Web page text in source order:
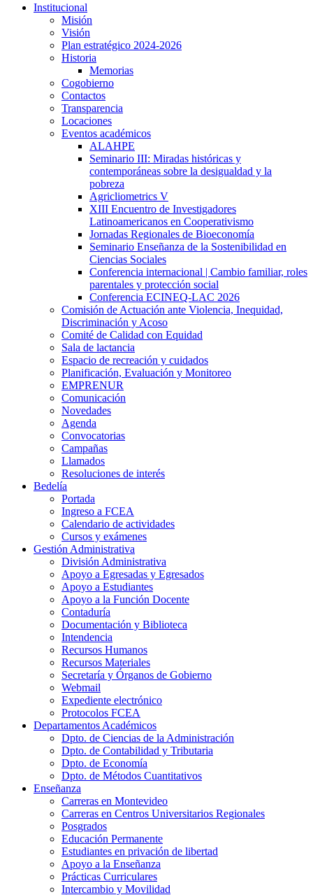
Institucional
Misión
Visión
Plan estratégico 2024-2026
Historia
Memorias
Cogobierno
Contactos
Transparencia
Locaciones
Eventos académicos
ALAHPE
Seminario III: Miradas históricas y
contemporáneas sobre la desigualdad y la
pobreza
Agricliometrics V
XIII Encuentro de Investigadores
Latinoamericanos en Cooperativismo
Jornadas Regionales de Bioeconomía
Seminario Enseñanza de la Sostenibilidad en
Ciencias Sociales
Conferencia internacional | Cambio familiar, roles
parentales y protección social
Conferencia ECINEQ-LAC 2026
Comisión de Actuación ante Violencia, Inequidad,
Discriminación y Acoso
Comité de Calidad con Equidad
Sala de lactancia
Espacio de recreación y cuidados
Planificación, Evaluación y Monitoreo
EMPRENUR
Comunicación
Novedades
Agenda
Convocatorias
Campañas
Llamados
Resoluciones de interés
Bedelía
Portada
Ingreso a FCEA
Calendario de actividades
Cursos y exámenes
Gestión Administrativa
División Administrativa
Apoyo a Egresadas y Egresados
Apoyo a Estudiantes
Apoyo a la Función Docente
Contaduría
Documentación y Biblioteca
Intendencia
Recursos Humanos
Recursos Materiales
Secretaría y Órganos de Gobierno
Webmail
Expediente electrónico
Protocolos FCEA
Departamentos Académicos
Dpto. de Ciencias de la Administración
Dpto. de Contabilidad y Tributaria
Dpto. de Economía
Dpto. de Métodos Cuantitativos
Enseñanza
Carreras en Montevideo
Carreras en Centros Universitarios Regionales
Posgrados
Educación Permanente
Estudiantes en privación de libertad
Apoyo a la Enseñanza
Prácticas Curriculares
Intercambio y Movilidad